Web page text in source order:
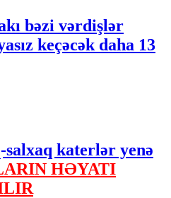
bəzi vərdişlər
keçəcək daha 13
salxaq katerlər yenə
HƏYATI